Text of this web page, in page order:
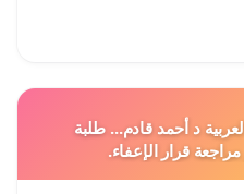
د أحمد قادم... طلبة
قرار الإعفاء.